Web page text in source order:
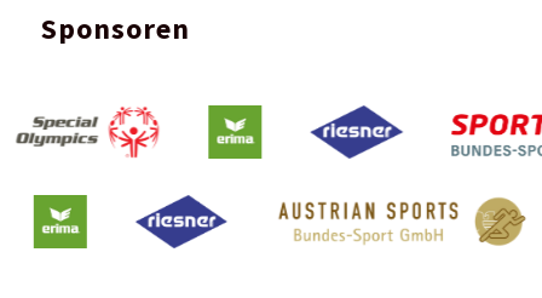
Sponsoren